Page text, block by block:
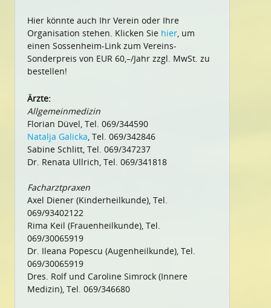
Hier könnte auch Ihr Verein oder Ihre
Organisation stehen. Klicken Sie hier, um
einen Sossenheim-Link zum Vereins-
Sonderpreis von EUR 60,–/Jahr zzgl. MwSt. zu
bestellen!
Ärzte:
Allgemeinmedizin
Florian Düvel, Tel. 069/344590
Natalja Galicka, Tel. 069/342846
Sabine Schlitt, Tel. 069/347237
Dr. Renata Ullrich, Tel. 069/341818
Facharztpraxen
Axel Diener (Kinderheilkunde), Tel.
069/93402122
Rima Keil (Frauenheilkunde), Tel.
069/30065919
Dr. Ileana Popescu (Augenheilkunde), Tel.
069/30065919
Dres. Rolf und Caroline Simrock (Innere
Medizin), Tel. 069/346680